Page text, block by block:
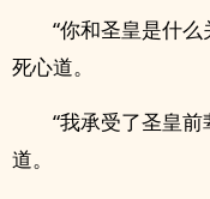
“你和圣皇是什
死心道。
“我承受了圣皇
道。